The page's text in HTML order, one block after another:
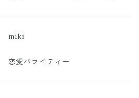
miki
恋愛バライティー